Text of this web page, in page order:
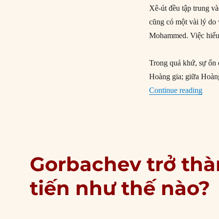
Xê-út đều tập trung
cũng có một vài lý do
Mohammed. Việc
Trong quá khứ, sự
Hoàng gia; giữa
Continue reading
Gorbachev trở
tiến như thế nào?